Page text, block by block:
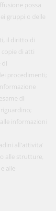
possa
gruppi o delle
il diritto di
di atti
di
procedimenti;
di
informazioni
all'attivita'
alle strutture,
alle